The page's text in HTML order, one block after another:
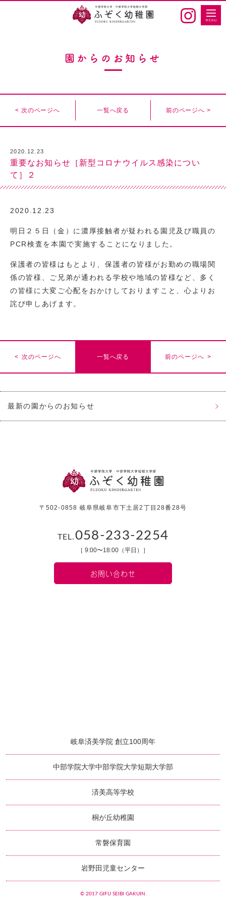
園からのお知らせ
< 次のページへ 一覧へ戻る 前のページへ >
最新の園からのお知らせ
2020.12.23
重要なお知らせ［新型コロナウイルス感染につい
て］２
2020.12.23
明日２５日（金）に濃厚接触者が疑われる園児及び職員の
PCR検査を本園で実施することになりました。
保護者の皆様はもとより、保護者の皆様がお勤めの職場関
係の皆様、ご兄弟が通われる学校や地域の皆様など、多く
の皆様に大変ご心配をおかけしておりますこと、心よりお
詫び申しあげます。
< 次のページへ 一覧へ戻る 前のページへ >
〒502-0858 岐阜県岐阜市下土居2丁目28番28号
TEL.058-233-2254
［ 9:00〜18:00（平日）］
お問い合わせ
岐阜済美学院 創立100周年
中部学院大学中部学院大学短期大学部
済美高等学校
桐が丘幼稚園
常磐保育園
岩野田児童センター
© 2017 GIFU SEIBI GAKUIN.